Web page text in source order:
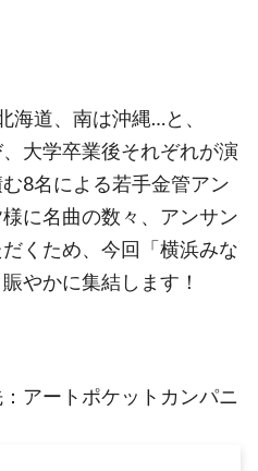
海道、南は沖縄…と、
大学卒業後それぞれが演
8名による若手金管アン
に名曲の数々、アンサン
くため、今回「横浜みな
やかに集結します！
アートポケットカンパニ